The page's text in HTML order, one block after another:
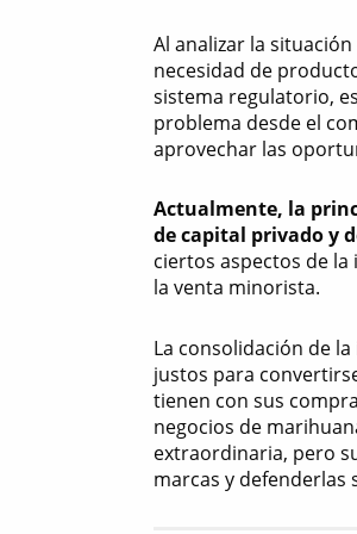
Al analizar la
necesidad de
sistema regulatorio,
problema desde el
aprovechar las
Actualmente, la
de capital privado y
ciertos aspectos de
la venta minorista.
La consolidación de
justos para
tienen con sus
negocios de
extraordinaria, pero
marcas y